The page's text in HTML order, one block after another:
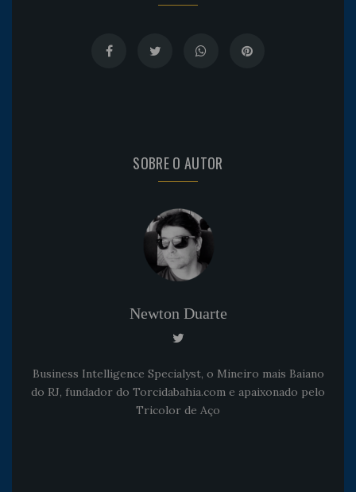
SOBRE O AUTOR
Newton Duarte
Business Intelligence Specialyst, o Mineiro mais Baiano
do RJ, fundador do Torcidabahia.com e apaixonado pelo
Tricolor de Aço